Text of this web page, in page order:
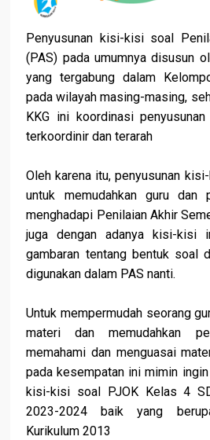
Penyusunan kisi-kisi soal
(PAS) pada umumnya disusun
yang tergabung dalam
pada wilayah masing-masing,
KKG ini koordinasi
terkoordinir dan terarah
Oleh karena itu, penyusunan
untuk memudahkan guru dan
menghadapi Penilaian Akhir
juga dengan adanya kisi-kisi
gambaran tentang bentuk soal
digunakan dalam PAS nanti.
Untuk mempermudah seorang
materi dan memudahkan
memahami dan menguasai
pada kesempatan ini mimin
kisi-kisi soal PJOK Kelas 4
2023-2024 baik yang
Kurikulum 2013